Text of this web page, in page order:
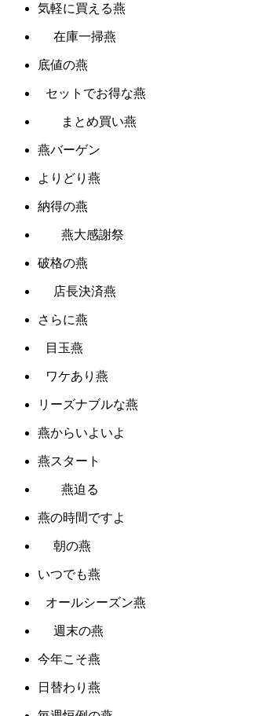
気軽に買える燕
在庫一掃燕
底値の燕
セットでお得な燕
まとめ買い燕
燕バーゲン
よりどり燕
納得の燕
燕大感謝祭
破格の燕
店長決済燕
さらに燕
目玉燕
ワケあり燕
リーズナブルな燕
燕からいよいよ
燕スタート
燕迫る
燕の時間ですよ
朝の燕
いつでも燕
オールシーズン燕
週末の燕
今年こそ燕
日替わり燕